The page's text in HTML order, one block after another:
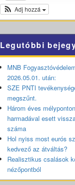
Adj hozzá
Legutóbbi
MNB
2026.05.01. után:
SZE PNTI
megszűnt.
Három éves
harmadával esett
száma
Hol nyiss most eurós
kedvező az átváltás?
Realisztikus csalások
nézőpontból